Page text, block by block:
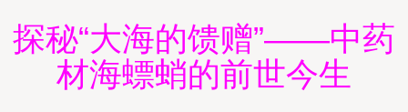
探秘“大海的馈赠”——中药
材海螵蛸的前世今生